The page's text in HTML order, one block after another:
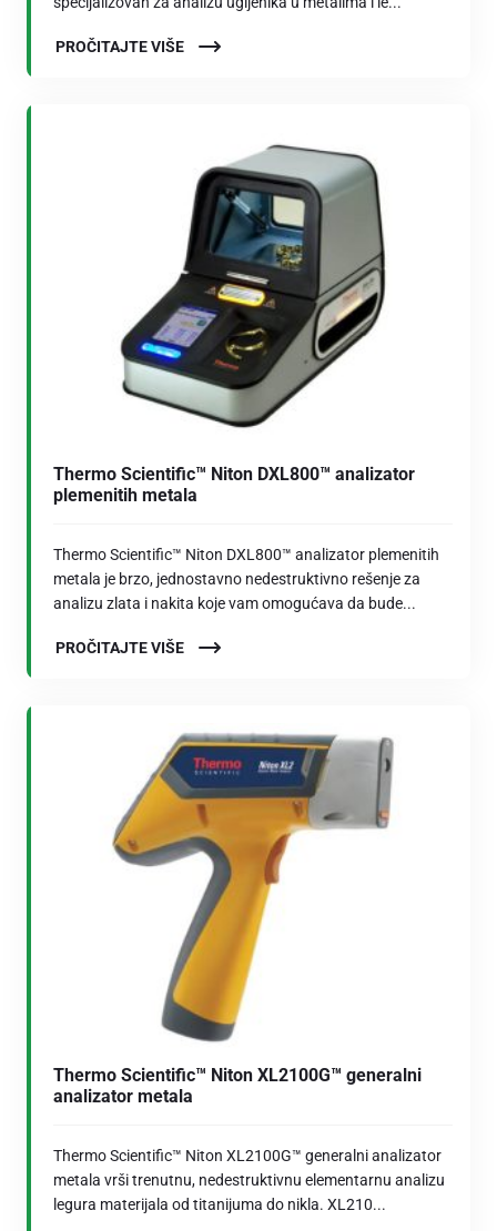
PROČITAJTE VIŠE
Thermo Scientific™ Niton DXL800™ analizator
plemenitih metala
Thermo Scientific™ Niton DXL800™ analizator plemenitih
metala je brzo, jednostavno nedestruktivno rešenje za
analizu zlata i nakita koje vam omogućava da bude...
PROČITAJTE VIŠE
Thermo Scientific™ Niton XL2100G™ generalni
analizator metala
Thermo Scientific™ Niton XL2100G™ generalni analizator
metala vrši trenutnu, nedestruktivnu elementarnu analizu
legura materijala od titanijuma do nikla. XL210...